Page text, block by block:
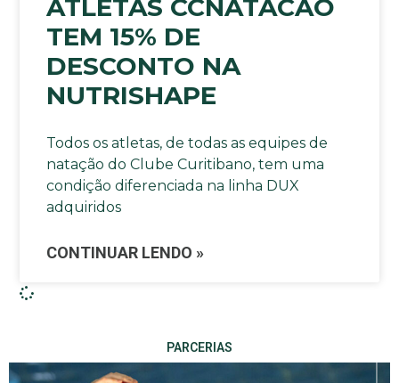
ATLETAS CCNATACAO
TEM 15% DE
DESCONTO NA
NUTRISHAPE
Todos os atletas, de todas as equipes de
natação do Clube Curitibano, tem uma
condição diferenciada na linha DUX
adquiridos
CONTINUAR LENDO »
PARCERIAS